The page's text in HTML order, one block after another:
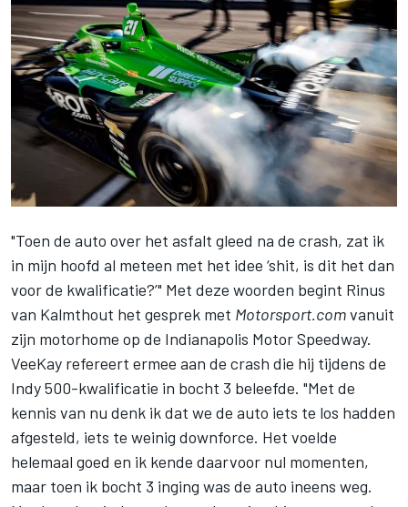
"Toen de auto over het asfalt gleed na de crash, zat ik
in mijn hoofd al meteen met het idee ‘shit, is dit het dan
voor de kwalificatie?’" Met deze woorden begint Rinus
van Kalmthout het gesprek met Motorsport.comvanuit
zijn motorhome op de Indianapolis Motor Speedway.
VeeKay refereert ermee aan de crash die hij tijdens de
Indy 500-kwalificatie in bocht 3 beleefde. "Met de
kennis van nu denk ik dat we de auto iets te los hadden
afgesteld, iets te weinig downforce. Het voelde
helemaal goed en ik kende daarvoor nul momenten,
maar toen ik bocht 3 inging was de auto ineens weg.